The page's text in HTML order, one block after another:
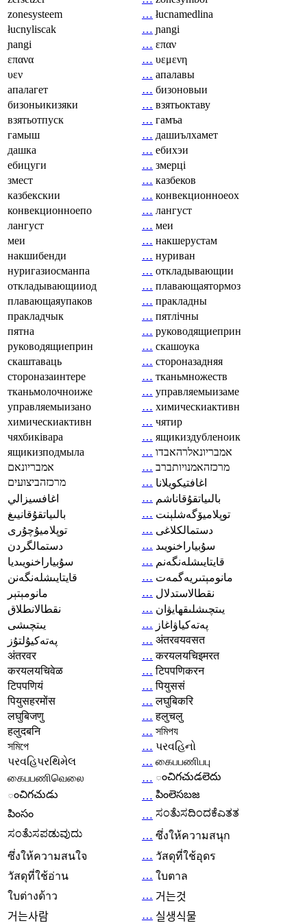
zonesysteem
… łucnamedlina
łucnyliscak
… ɲangi
ɲangi
… επαν
επανα
… υεμενη
υεν
… апалавы
апалагет
… бизоновыи
бизоньикизяки
… взятьоктаву
взятьотпуск
… гамъа
гамыш
… дашиълхамет
дашка
… ебихэи
ебицуги
… змерці
змест
… казбеков
казбекскии
… конвекционноеох
конвекционноепо
… лангуст
лангуст
… меи
меи
… накшерустам
накшибенди
… нуриван
нуригазиосманпа
… откладывающии
откладывающииод
… плавающаятормоз
плавающаяупаков
… пракладны
пракладчык
… пятлічны
пятна
… руководящиеприн
руководящиеприн
… скашоука
скаштаваць
… стороназадняя
стороназаинтере
… тканьмножеств
тканьмолочноиже
… управляемыизаме
управляемыизано
… химическиактивн
химическиактивн
… чятир
чяхбиківара
… ящикиздубленоик
ящикизподмыла
… אמבריונאלרהאבדו
אמבריונאם
… מרכזהאמנויותברב
מרכזהביצועים
… اغافتيكويلانا
اغافسيزالي
… بالىياتقۇقاناشم
بالىياتقۇقانيىغ
… توپلاميۆگەشلېنت
توپلاميۇچۇرى
… دستمالکلاغی
دستمالگردن
… سۇبياراخنويىد
سۇبياراخنويىديا
… قايتايىشلەنگەنم
قايتايىشلەنگەنن
… مانومېتىريەگمەت
مانومېتېر
… نقطالاستدلال
نقطالانطلاق
… يىتچىشلىقھايۋان
يىتچىشى
… پەتەكياۋاغاز
پەتەكيۇلتۇز
… अंतरवयवसत
अंतरवर
… करयलयचिइमरत
करयलयचिवेळ
… टिपपणिकरन
टिपपणियं
… पियुससं
पियुसहरमोंस
… लघुबिकरि
लघुबिजणु
… हलुचलु
हलुदबनि
… সমিপয
সমিপে
… પરવહિનો
પરવહિપરથિમેલ
… கைபபணிபபு
கைபபணிவெலை
… ంచిగచుడలెదు
ంచిగచుడు
… పింలెసబజ
పింసం
… ಸಂತೆುಸದಿಂದಕೆಎತತ
ಸಂತೆುಸಪಡುವುದು
… ซึ่งให้ความสนุก
ซึ่งให้ความสนใจ
… วัสดุที่ใช้อุดร
วัสดุที่ใช้อ่าน
… ใบตาล
ใบต่างด้าว
… 거는것
거는사람
… 실생식물